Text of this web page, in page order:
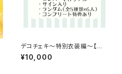
デコチェキ〜特別衣装編〜【箱
推しセット】
¥10,000